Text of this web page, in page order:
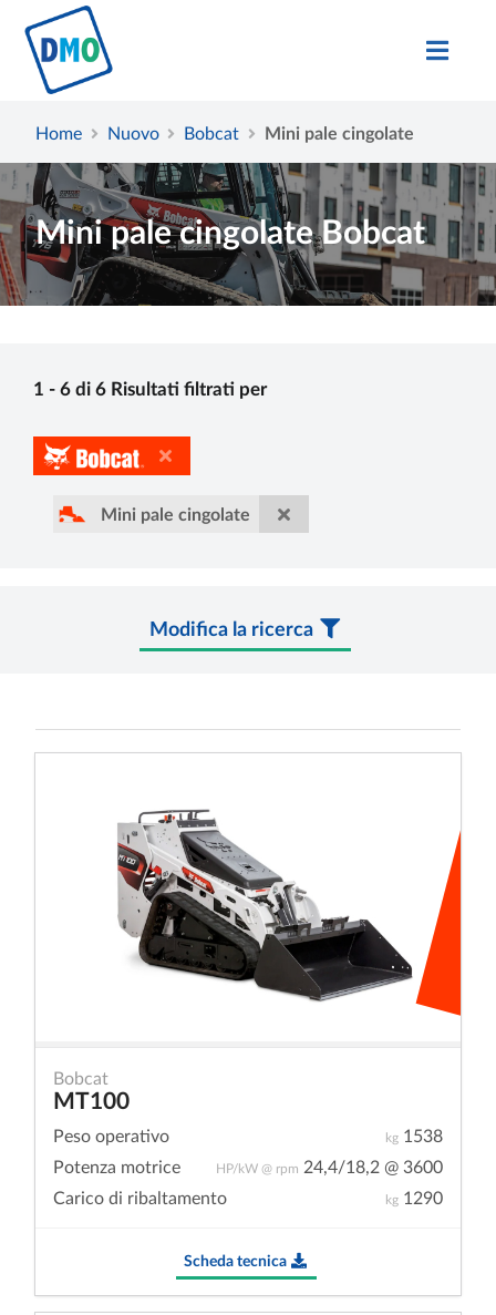
Home Nuovo Bobcat Mini pale cingolate
Mini pale cingolate Bobcat
1 - 6 di 6 Risultati filtrati per
Mini pale cingolate
Modifica la ricerca
Bobcat
MT100
kg 1538
Peso operativo
HP/kW @ rpm 24,4/18,2 @ 3600
Potenza motrice
kg 1290
Carico di ribaltamento
Scheda tecnica